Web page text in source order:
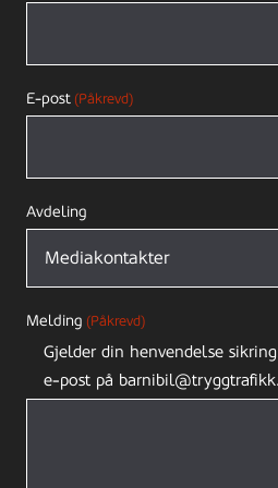
E-post (Påkrevd)
Avdeling
Melding (Påkrevd)
Gjelder din henvendelse
e-post på